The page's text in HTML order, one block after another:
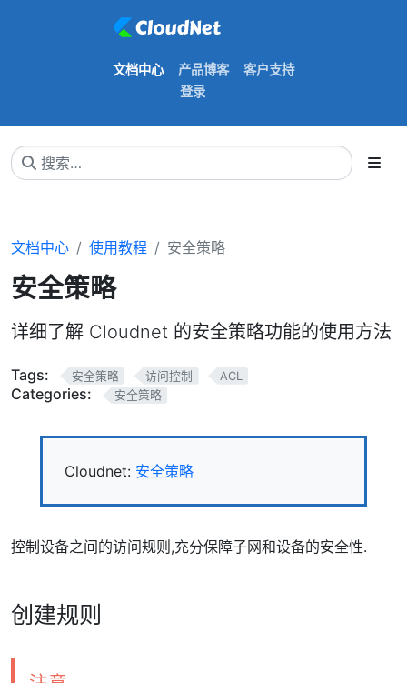
文档中心 产品博客
客户支持
登录
文档中心 使用教程 安全策略
安全策略
详细了解 Cloudnet 的安全策略功能的使用方法
Tags: 安全策略 访问控制 ACL
Categories: 安全策略
Cloudnet: 安全策略
控制设备之间的访问规则,充分保障子网和设备的安全性.
创建规则